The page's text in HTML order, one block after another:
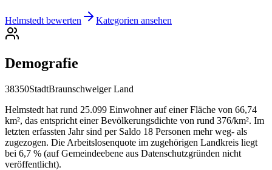
Helmstedt bewerten Kategorien ansehen
Demografie
38350StadtBraunschweiger Land
Helmstedt hat rund 25.099 Einwohner auf einer Fläche von 66,74
km², das entspricht einer Bevölkerungsdichte von rund 376/km². Im
letzten erfassten Jahr sind per Saldo 18 Personen mehr weg- als
zugezogen. Die Arbeitslosenquote im zugehörigen Landkreis liegt
bei 6,7 % (auf Gemeindeebene aus Datenschutzgründen nicht
veröffentlicht).